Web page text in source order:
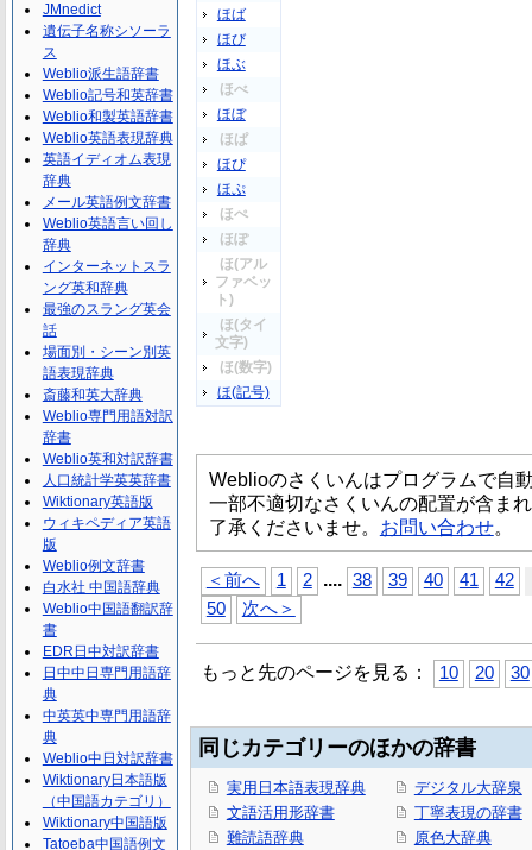
ほば
ほび
ほぶ
ほべ
ほぼ
ほぱ
ほぴ
ほぷ
ほぺ
ほぽ
ほ(アル
ファベッ
ト)
ほ(タイ
文字)
ほ(数字)
ほ(記号)
Weblioのさくいんはプログラムで自
一部不適切なさくいんの配置が含ま
了承くださいませ。 お問い合わせ。
＜前へ 1 2 .... 38 39 40 41 42
50
次へ＞
もっと先のページを見る： 10 20 30
同じカテゴリーのほかの辞書
実用日本語表現辞典
文語活用形辞書
難読語辞典
デジタル大辞泉
丁寧表現の辞書
原色大辞典
JMnedict
遺伝子名称シソーラ
ス
Weblio派生語辞書
Weblio記号和英辞書
Weblio和製英語辞書
Weblio英語表現辞典
英語イディオム表現
辞典
メール英語例文辞書
Weblio英語言い回し
辞典
インターネットスラ
ング英和辞典
最強のスラング英会
話
場面別・シーン別英
語表現辞典
斎藤和英大辞典
Weblio専門用語対訳
辞書
Weblio英和対訳辞書
人口統計学英英辞書
Wiktionary英語版
ウィキペディア英語
版
Weblio例文辞書
白水社 中国語辞典
Weblio中国語翻訳辞
書
EDR日中対訳辞書
日中中日専門用語辞
典
中英英中専門用語辞
典
Weblio中日対訳辞書
Wiktionary日本語版
（中国語カテゴリ）
Wiktionary中国語版
Tatoeba中国語例文